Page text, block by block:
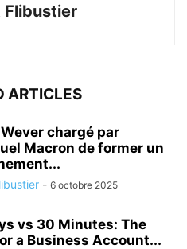
Flibustier
ARTICLES
chargé par
Macron de former un
- 6 octobre 2025
vs 30 Minutes: The
a Business Account...